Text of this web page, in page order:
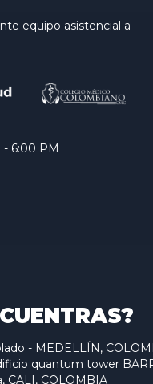
equipo asistencial a
- 6:00 PM
- MEDELLÍN,
quantum tower
CALI, COLOMBIA